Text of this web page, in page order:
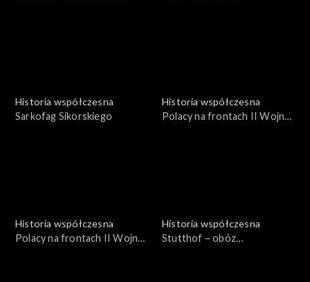
Historia współczesna
Sarkofag Sikorskiego
Historia współczesna
Polacy na frontach II Wojny
Historia współczesna
Polacy na frontach II Wojny
Historia współczesna
Stutthof – obóz